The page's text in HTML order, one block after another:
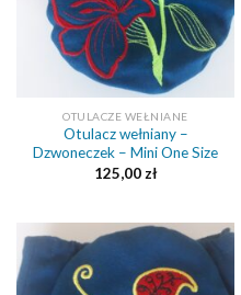
OTULACZE WEŁNIANE
Otulacz wełniany –
Dzwoneczek – Mini One Size
125,00 zł